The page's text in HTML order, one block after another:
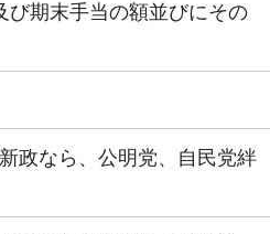
び期末手当の額並びにその
政なら、公明党、自民党絆